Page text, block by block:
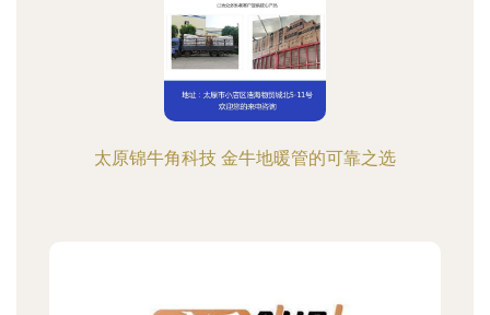
太原锦牛角科技 金牛地暖管的可靠之选